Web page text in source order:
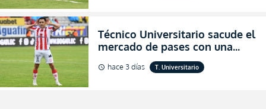
Técnico Universitario sacude el
mercado de pases con una
verdadera revolución para
asegurar la permanencia
schedule hace 3 días T. Universitario